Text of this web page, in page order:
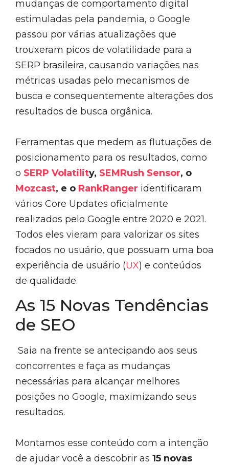
mudanças de comportamento digital
estimuladas pela pandemia, o Google
passou por várias atualizações que
trouxeram picos de volatilidade para a
SERP brasileira, causando variações nas
métricas usadas pelo mecanismos de
busca e consequentemente alterações dos
resultados de busca orgânica.
Ferramentas que medem as flutuações de
posicionamento para os resultados, como
o SERP Volatility, SEMRush Sensor, o
Mozcast, e o RankRanger identificaram
vários Core Updates oficialmente
realizados pelo Google entre 2020 e 2021.
Todos eles vieram para valorizar os sites
focados no usuário, que possuam uma boa
experiência de usuário (UX) e conteúdos
de qualidade.
As 15 Novas Tendências
de SEO
Saia na frente se antecipando aos seus
concorrentes e faça as mudanças
necessárias para alcançar melhores
posições no Google, maximizando seus
resultados.
Montamos esse conteúdo com a intenção
de ajudar você a descobrir as 15 novas